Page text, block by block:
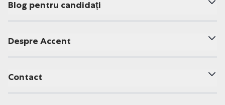
Blog pentru candidați
Despre Accent
Contact